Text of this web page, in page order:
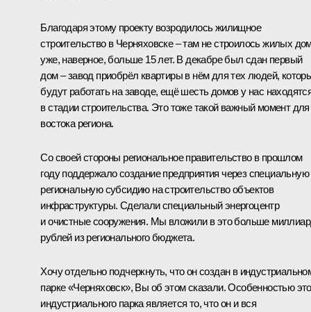
Благодаря этому проекту возродилось жилищное
строительство в Черняховске – там не строилось жилых
уже, наверное, больше 15 лет. В декабре был сдан первый
дом – завод приобрёл квартиры в нём для тех людей,
будут работать на заводе, ещё шесть домов у нас
в стадии строительства. Это тоже такой важный момент для
востока региона.
Со своей стороны региональное правительство в прошлом
году поддержало создание предприятия через специальную
региональную субсидию на строительство объектов
инфраструктуры. Сделали специальный энергоцентр
и очистные сооружения. Мы вложили в это больше
рублей из регионального бюджета.
Хочу отдельно подчеркнуть, что он создан в
парке «Черняховск», Вы об этом сказали. Особенностью
индустриального парка является то, что он и вся